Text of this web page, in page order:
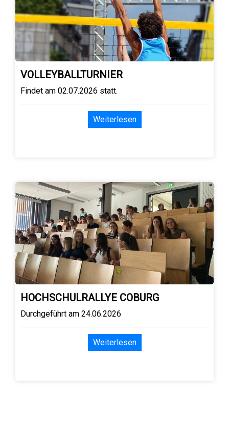
VOLLEYBALLTURNIER
Findet am 02.07.2026 statt.
Weiterlesen
HOCHSCHULRALLYE COBURG
Durchgeführt am 24.06.2026
Weiterlesen